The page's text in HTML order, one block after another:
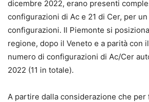
dicembre 2022, erano presenti
configurazioni di Ac e 21 di Cer, per
configurazioni. Il Piemonte si
regione, dopo il Veneto e a parità con
numero di configurazioni di Ac/Cer
2022 (11 in totale).
A partire dalla considerazione che